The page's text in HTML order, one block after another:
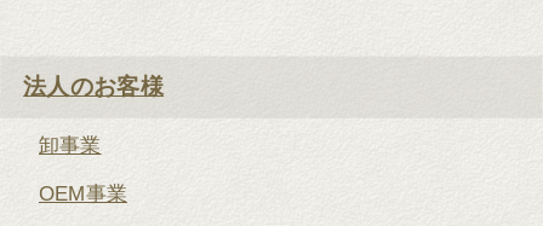
法人のお客様
卸事業
OEM事業